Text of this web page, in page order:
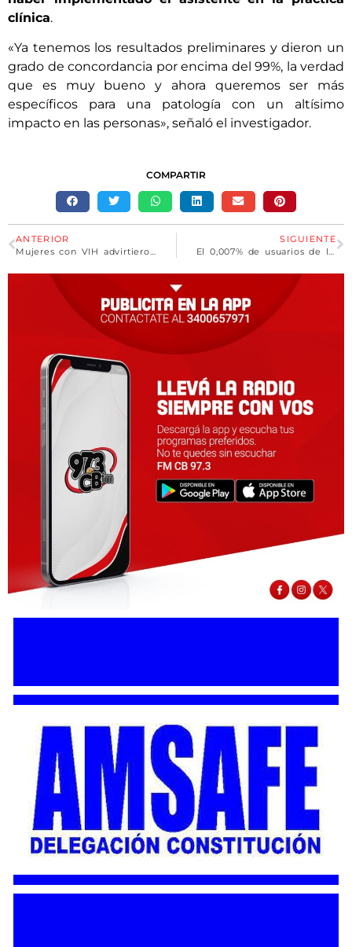
clínica.
«Ya tenemos los resultados preliminares y dieron un
grado de concordancia por encima del 99%, la verdad
que es muy bueno y ahora queremos ser más
específicos para una patología con un altísimo
impacto en las personas», señaló el investigador.
COMPARTIR
ANTERIOR
Mujeres con VIH advirtieron que un avance de Milei hará retroceder sus derechos
SIGUIENTE
El 0,007% de usuarios de la Tarjeta SUBE renunció al subsidio al transporte